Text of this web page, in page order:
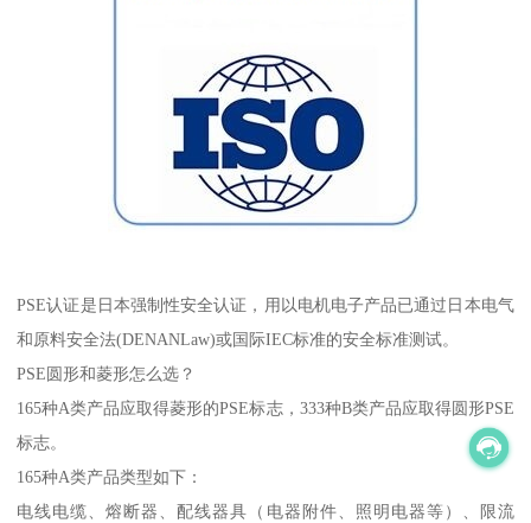
PSE认证是日本强制性安全认证，用以电机电子产品已通过日本电气
和原料安全法(DENANLaw)或国际IEC标准的安全标准测试。
PSE圆形和菱形怎么选？
165种A类产品应取得菱形的PSE标志，333种B类产品应取得圆形PSE
标志。
165种A类产品类型如下：
电线电缆、熔断器、配线器具（电器附件、照明电器等）、限流